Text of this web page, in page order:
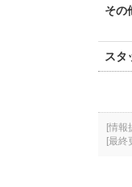
その
スタ
[情
[最